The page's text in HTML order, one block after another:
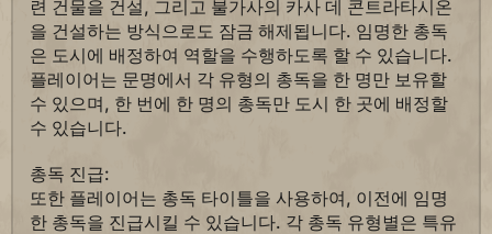
련 건물을 건설, 그리고 불가사의 카사 데 콘트라타시온
을 건설하는 방식으로도 잠금 해제됩니다. 임명한 총독
은 도시에 배정하여 역할을 수행하도록 할 수 있습니다.
플레이어는 문명에서 각 유형의 총독을 한 명만 보유할
수 있으며, 한 번에 한 명의 총독만 도시 한 곳에 배정할
수 있습니다.
총독 진급:
또한 플레이어는 총독 타이틀을 사용하여, 이전에 임명
한 총독을 진급시킬 수 있습니다. 각 총독 유형별은 특유